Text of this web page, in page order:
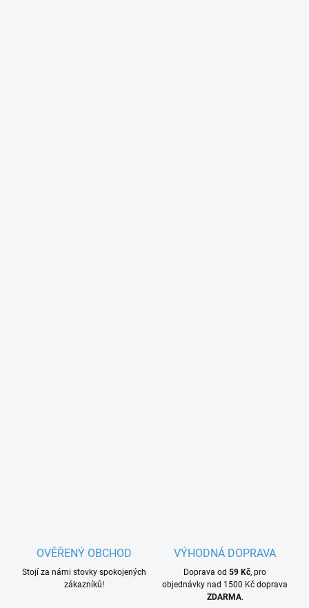
OVĚŘENÝ OBCHOD
Stojí za námi stovky spokojených
zákazníků!
VÝHODNÁ DOPRAVA
Doprava od 59 Kč, pro
objednávky nad 1500 Kč doprava
ZDARMA.